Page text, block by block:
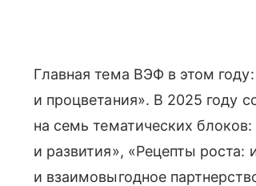
Главная тема ВЭФ в этом
и процветания». В 2025 году
на семь тематических
и развития», «Рецепты роста:
и взаимовыгодное